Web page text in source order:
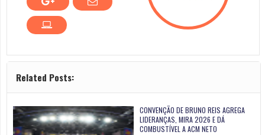
Related Posts:
CONVENÇÃO DE BRUNO REIS AGREGA
LIDERANÇAS, MIRA 2026 E DÁ
COMBUSTÍVEL A ACM NETO